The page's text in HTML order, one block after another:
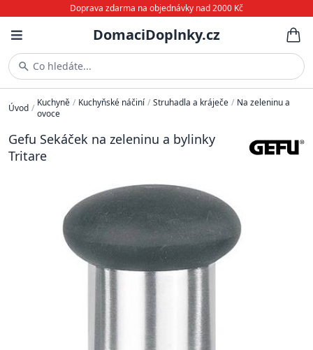
Doprava zdarma na objednávky nad 2000 Kč
DomaciDoplnky.cz
Co hledáte...
Úvod / Kuchyně / Kuchyňské náčiní / Struhadla a kráječe / Na zeleninu a
ovoce
Gefu Sekáček na zeleninu a bylinky
Tritare